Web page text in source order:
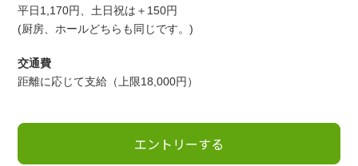
平日1,170円、土日祝は＋150円
(厨房、ホールどちらも同じです。)
交通費
距離に応じて支給（上限18,000円）
エントリーする